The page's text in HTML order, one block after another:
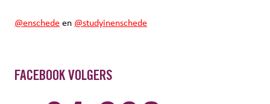
@enschede en @studyinenschede
FACEBOOK VOLGERS